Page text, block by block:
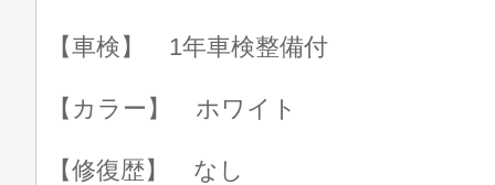
【車検】 1年車検整備付
【カラー】 ホワイト
【修復歴】 なし